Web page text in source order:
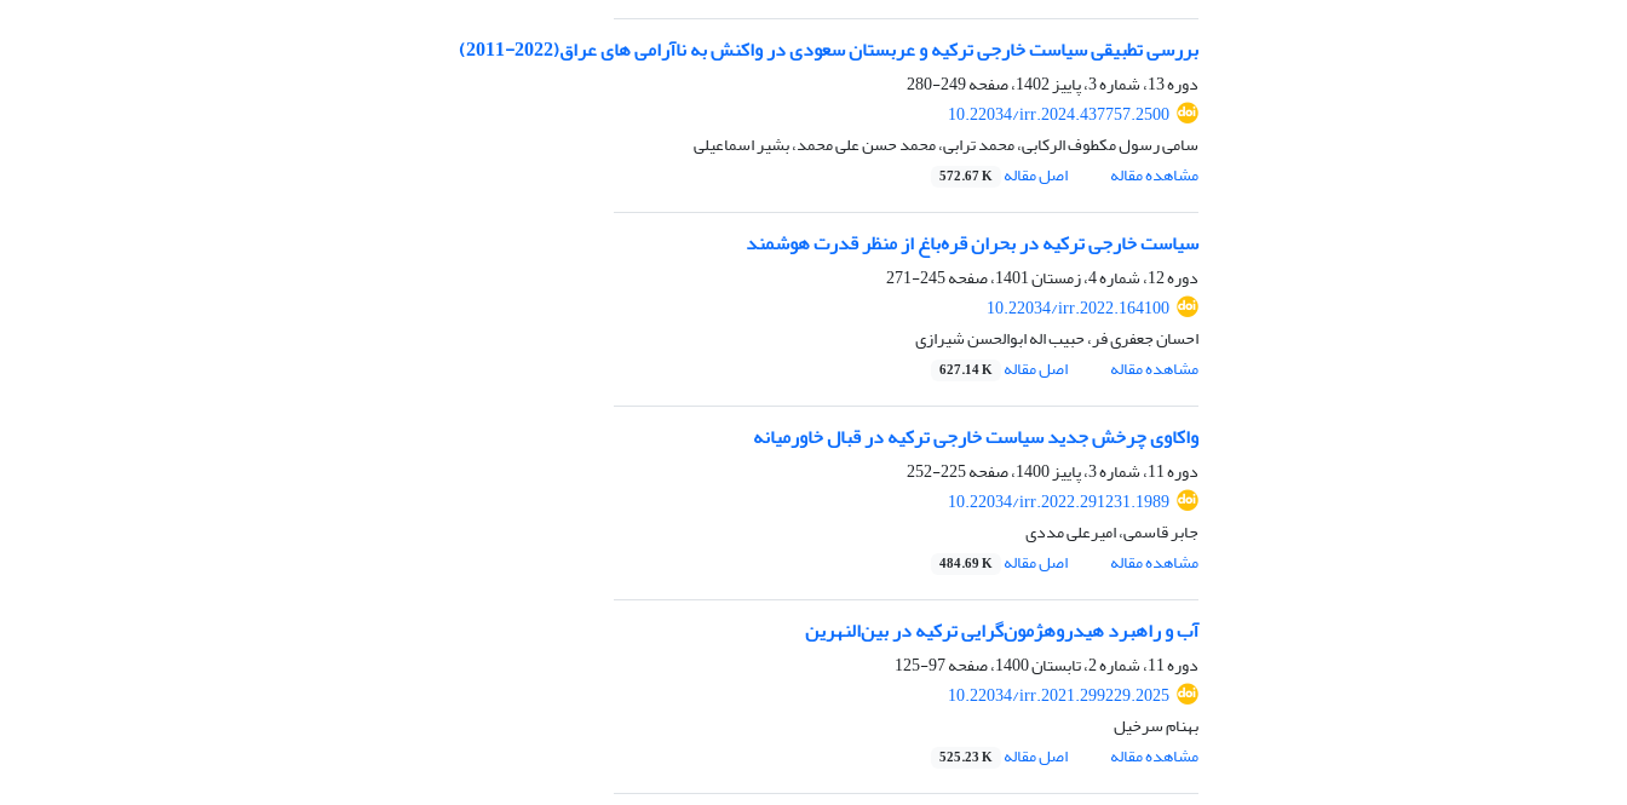
بررسی تطبیقی سیاست خارجی ترکیه و عربستان سعودی در واکنش به ناآرامی های عراق(2022-2011)
دوره 13، شماره 3، پاییز 1402، صفحه
249-280
10.22034/irr.2024.437757.2500
سامی رسول مکطوف الرکابی، محمد ترابی، محمد حسن علی محمد، بشیر اسماعیلی
مشاهده مقاله
اصل مقاله 572.67 K
سیاست خارجی ترکیه در بحران قره‌باغ از منظر قدرت هوشمند
دوره 12، شماره 4، زمستان 1401، صفحه
245-271
10.22034/irr.2022.164100
احسان جعفری فر، حبیب اله ابوالحسن شیرازی
مشاهده مقاله
اصل مقاله 627.14 K
واکاوی چرخش جدید سیاست خارجی ترکیه در قبال خاورمیانه
دوره 11، شماره 3، پاییز 1400، صفحه
225-252
10.22034/irr.2022.291231.1989
جابر قاسمی، امیرعلی مددی
مشاهده مقاله
اصل مقاله 484.69 K
آب و راهبرد هیدروهژمون‌گرایی ترکیه در بین‌النهرین
دوره 11، شماره 2، تابستان 1400، صفحه
97-125
10.22034/irr.2021.299229.2025
بهنام سرخیل
مشاهده مقاله
اصل مقاله 525.23 K